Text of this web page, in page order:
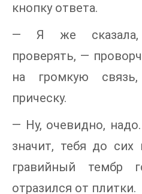
кнопку ответа.
— Я же
проверять, —
на громкую
прическу.
— Ну, очевидно,
значит, тебя до
гравийный тембр
отразился от плитки.